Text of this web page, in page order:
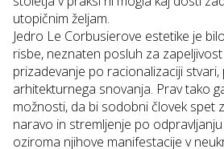
utopičnim željam.
Jedro Le Corbusierove estetike je
risbe, neznaten posluh za
prizadevanje po racionalizaciji
arhitekturnega snovanja. Prav tako
možnosti, da bi sodobni človek spet
naravo in stremljenje po
oziroma njihove manifestacije v